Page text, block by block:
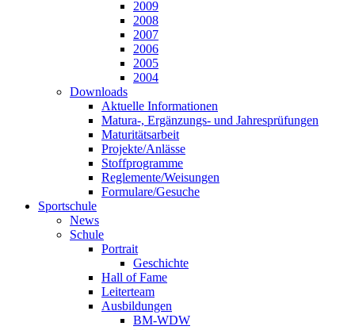
2009
2008
2007
2006
2005
2004
Downloads
Aktuelle Informationen
Matura-, Ergänzungs- und Jahresprüfungen
Maturitätsarbeit
Projekte/Anlässe
Stoffprogramme
Reglemente/Weisungen
Formulare/Gesuche
Sportschule
News
Schule
Portrait
Geschichte
Hall of Fame
Leiterteam
Ausbildungen
BM-WDW